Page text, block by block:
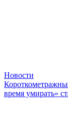
Новости
время умирать»